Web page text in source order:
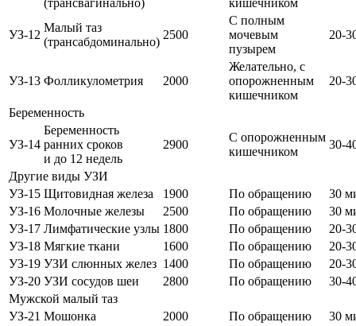
(трансвагинально)
кишечником
УЗ-12
Малый таз
(трансабдоминально)
2500
С полным
мочевым
пузырем
20-
УЗ-13 Фолликулометрия 2000
Желательно, с
опорожненным
кишечником
20-
Беременность
УЗ-14
Беременность
ранних сроков
и до 12 недель
2900
С опорожненным
кишечником
30-
Другие виды УЗИ
УЗ-15 Щитовидная железа 1900 По обращению
30
УЗ-16 Молочные железы 2500 По обращению
30
УЗ-17 Лимфатические узлы 1800 По обращению
20-
УЗ-18 Мягкие ткани 1600 По обращению
20-
УЗ-19 УЗИ слюнных желез 1400 По обращению
20-
УЗ-20 УЗИ сосудов шеи 2800 По обращению
30-
Мужской малый таз
УЗ-21 Мошонка 2000 По обращению
30